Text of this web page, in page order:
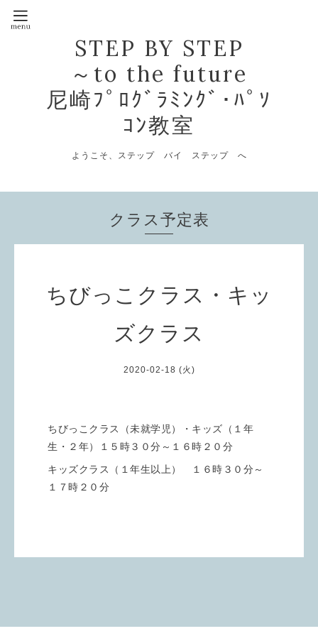
STEP BY STEP
～to the future
尼崎ﾌﾟﾛｸﾞﾗﾐﾝｸﾞ･ﾊﾟｿ
ｺﾝ教室
ようこそ、ステップ バイ ステップ へ
クラス予定表
ちびっこクラス・キッ
ズクラス
2020-02-18 (火)
ちびっこクラス（未就学児）・キッズ（１年
生・２年）１５時３０分～１６時２０分
キッズクラス（１年生以上） １６時３０分～
１７時２０分